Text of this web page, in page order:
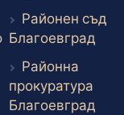
Външен линк
Районен съд
Благоевград
Районна
прокуратура
Благоевград